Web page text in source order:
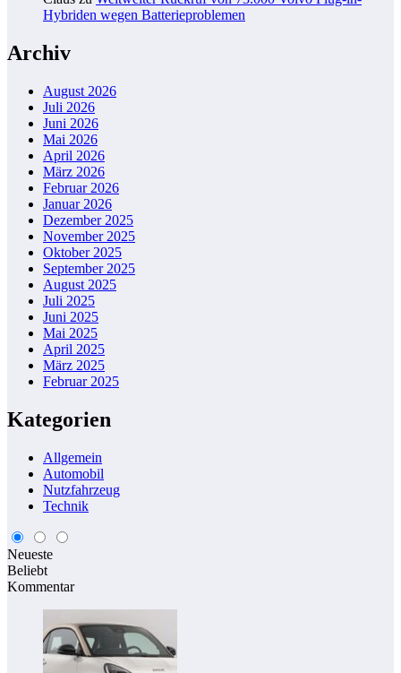
Hybriden wegen Batterieproblemen
Archiv
August 2026
Juli 2026
Juni 2026
Mai 2026
April 2026
März 2026
Februar 2026
Januar 2026
Dezember 2025
November 2025
Oktober 2025
September 2025
August 2025
Juli 2025
Juni 2025
Mai 2025
April 2025
März 2025
Februar 2025
Kategorien
Allgemein
Automobil
Nutzfahrzeug
Technik
Neueste
Beliebt
Kommentar